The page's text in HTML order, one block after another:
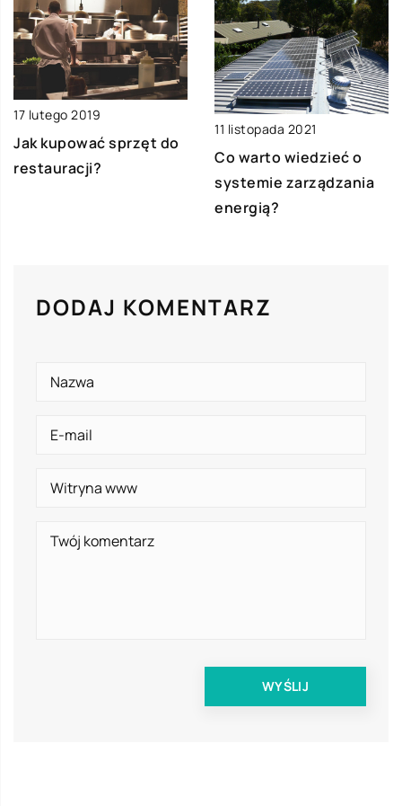
17 lutego 2019
Jak kupować sprzęt do
restauracji?
11 listopada 2021
Co warto wiedzieć o
systemie zarządzania
energią?
DODAJ KOMENTARZ